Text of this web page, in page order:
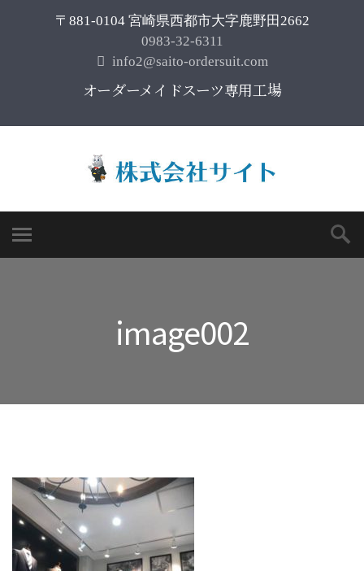
〒881-0104 宮崎県西都市大字鹿野田2662
0983-32-6311
info2@saito-ordersuit.com
オーダーメイドスーツ専用工場
image002
Google+